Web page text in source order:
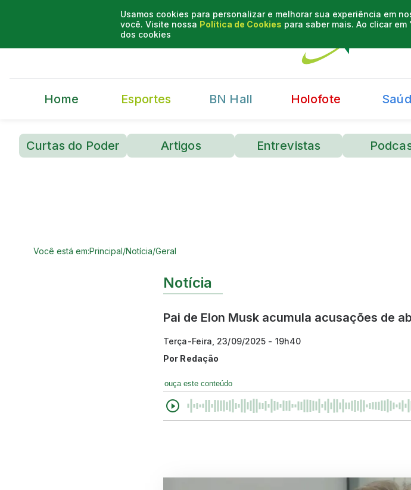
Usamos cookies para personalizar e melhorar sua experiência em
você. Visite nossa Política de Cookies para saber mais. Ao clicar
dos cookies
Home Esportes BN Hall Holofote
Curtas do Poder Artigos Entrevistas
Você está em:Principal/Notícia/Geral
Notícia
Pai de Elon Musk acumula acusações de
Terça-Feira, 23/09/2025 - 19h40
Por Redação
ouça este conteúdo